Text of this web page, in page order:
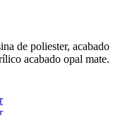
de poliester, acabado
acabado opal mate.